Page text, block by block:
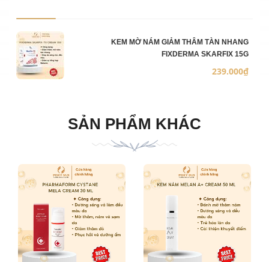
Ảnh sản phẩm
KEM MỜ NÁM GIẢM THÂM TÀN NHANG
FIXDERMA SKARFIX 15G
239.000₫
SẢN PHẨM KHÁC